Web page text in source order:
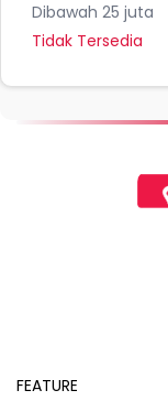
Dibawah 25 juta
Tidak Tersedia
FEATURE